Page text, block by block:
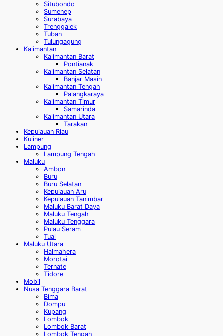
Situbondo
Sumenep
Surabaya
Trenggalek
Tuban
Tulungagung
Kalimantan
Kalimantan Barat
Pontianak
Kalimantan Selatan
Banjar Masin
Kalimantan Tengah
Palangkaraya
Kalimantan Timur
Samarinda
Kalimantan Utara
Tarakan
Kepulauan Riau
Kuliner
Lampung
Lampung Tengah
Maluku
Ambon
Buru
Buru Selatan
Kepulauan Aru
Kepulauan Tanimbar
Maluku Barat Daya
Maluku Tengah
Maluku Tenggara
Pulau Seram
Tual
Maluku Utara
Halmahera
Morotai
Ternate
Tidore
Mobil
Nusa Tenggara Barat
Bima
Dompu
Kupang
Lombok
Lombok Barat
Lombok Tengah